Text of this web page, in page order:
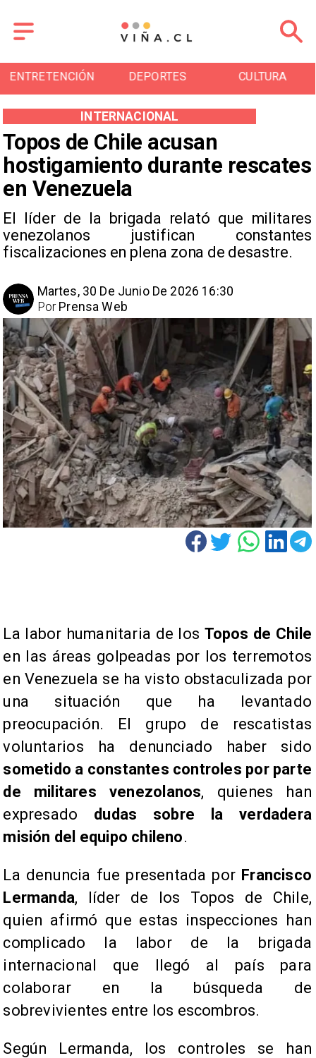
ENTRETENCIÓN DEPORTES CULTURA
Topos de Chile acusan
hostigamiento durante rescates
en Venezuela
El líder de la brigada relató que militares
venezolanos justifican constantes
fiscalizaciones en plena zona de desastre.
INTERNACIONAL
Martes, 30 De Junio De 2026 16:30
Prensa Web
Por
La labor humanitaria de los Topos de Chile
en las áreas golpeadas por los terremotos
en Venezuela se ha visto obstaculizada por
una situación que ha levantado
preocupación. El grupo de rescatistas
voluntarios ha denunciado haber sido
sometido a constantes controles por parte
de militares venezolanos, quienes han
expresado dudas sobre la verdadera
misión del equipo chileno.
La denuncia fue presentada por Francisco
Lermanda, líder de los Topos de Chile,
quien afirmó que estas inspecciones han
complicado la labor de la brigada
internacional que llegó al país para
colaborar en la búsqueda de
sobrevivientes entre los escombros.
Según Lermanda, los controles se han